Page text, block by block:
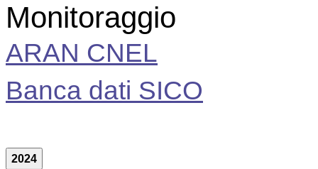
Monitoraggio
ARAN CNEL
Banca dati SICO
2024